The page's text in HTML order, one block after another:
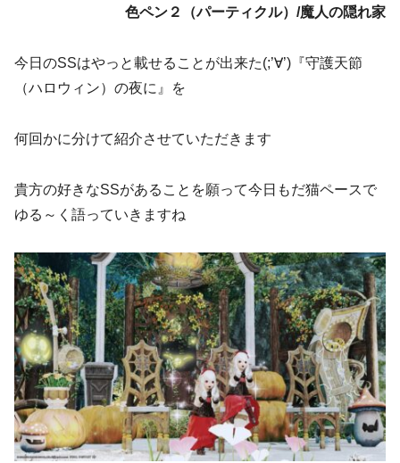
色ペン２（パーティクル）/魔人の隠れ家
今日のSSはやっと載せることが出来た(;’∀’)『守護天節
（ハロウィン）の夜に』を
何回かに分けて紹介させていただきます
貴方の好きなSSがあることを願って今日もだ猫ペースで
ゆる～く語っていきますね